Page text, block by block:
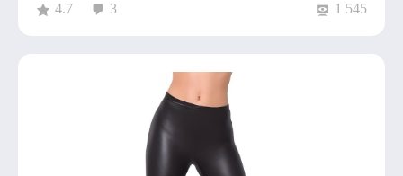
4.7 3 1 545